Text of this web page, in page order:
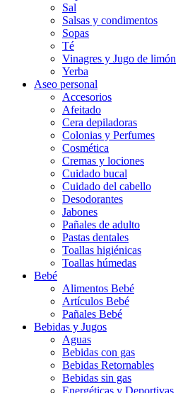
Sal
Salsas y condimentos
Sopas
Té
Vinagres y Jugo de limón
Yerba
Aseo personal
Accesorios
Afeitado
Cera depiladoras
Colonias y Perfumes
Cosmética
Cremas y lociones
Cuidado bucal
Cuidado del cabello
Desodorantes
Jabones
Pañales de adulto
Pastas dentales
Toallas higiénicas
Toallas húmedas
Bebé
Alimentos Bebé
Artículos Bebé
Pañales Bebé
Bebidas y Jugos
Aguas
Bebidas con gas
Bebidas Retornables
Bebidas sin gas
Energéticas y Deportivas